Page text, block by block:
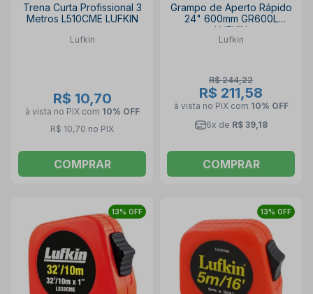
Trena Curta Profissional 3
Metros L510CME LUFKIN
Lufkin
R$ 10,70
à vista no PIX com 10% OFF
R$ 10,70 no PIX
COMPRAR
Grampo de Aperto Rápido
24" 600mm GR600L
LUFKIN
Lufkin
R$ 244,22
R$ 211,58
à vista no PIX com 10% OFF
6x de R$ 39,18
COMPRAR
13% OFF 13% OFF